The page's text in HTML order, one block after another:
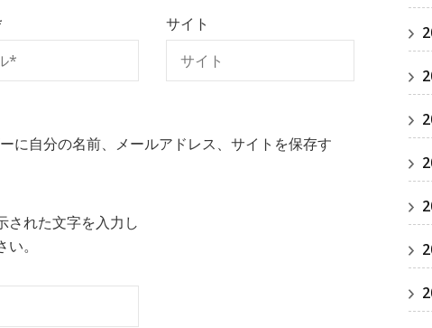
サイト
に自分の名前、メールアドレス、サイトを保存す
された文字を入力し
。